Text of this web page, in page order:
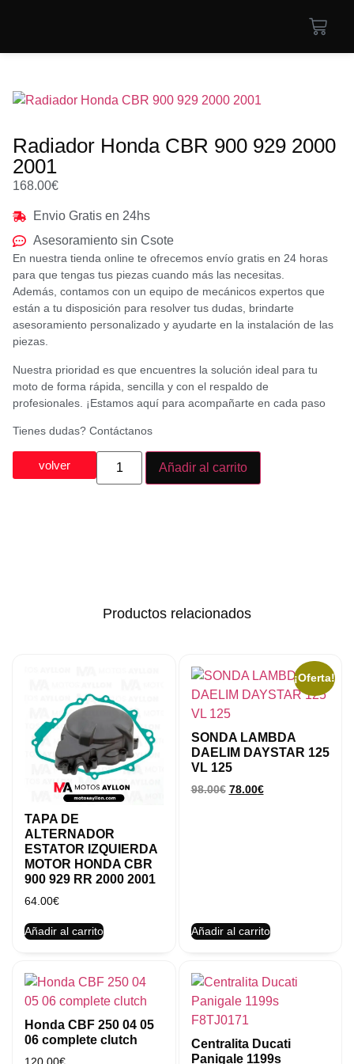
Radiador Honda CBR 900 929 2000
2001
168.00€
Envio Gratis en 24hs
Asesoramiento sin Csote
En nuestra tienda online te ofrecemos envío gratis en 24 horas
para que tengas tus piezas cuando más las necesitas.
Además, contamos con un equipo de mecánicos expertos que
están a tu disposición para resolver tus dudas, brindarte
asesoramiento personalizado y ayudarte en la instalación de las
piezas.
Nuestra prioridad es que encuentres la solución ideal para tu
moto de forma rápida, sencilla y con el respaldo de
profesionales. ¡Estamos aquí para acompañarte en cada paso
Tienes dudas? Contáctanos
volver Añadir al carrito
Productos relacionados
TAPA DE
ALTERNADOR
ESTATOR IZQUIERDA
MOTOR HONDA CBR
900 929 RR 2000 2001
64.00€
Añadir al carrito
¡Oferta!
SONDA LAMBDA
DAELIM DAYSTAR 125
VL 125
98.00€ 78.00€
Añadir al carrito
Honda CBF 250 04 05
06 complete clutch
Centralita Ducati
Panigale 1199s